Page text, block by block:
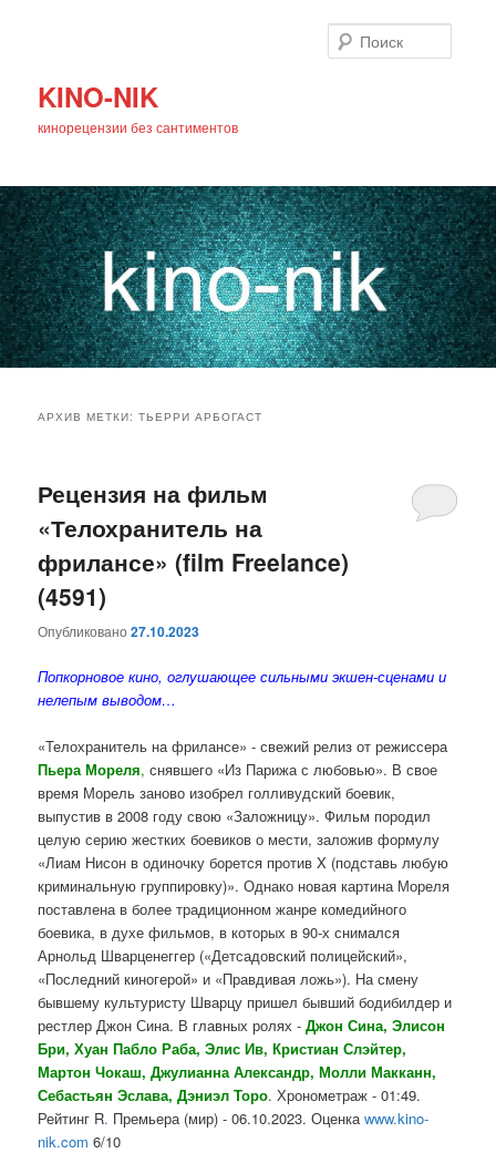
KINO-NIK
кинорецензии без сантиментов
основному
содержимому
дополнительному
содержимому
АРХИВ МЕТКИ:ТЬЕРРИ АРБОГАСТ
Рецензия на фильм
«Телохранитель на
фрилансе» (film Freelance)
(4591)
Опубликовано27.10.2023
Попкорновое кино, оглушающее сильными экшен-сценами и
нелепым выводом…
«Телохранитель на фрилансе» - свежий релиз от режиссера
Пьера Мореля, снявшего «Из Парижа с любовью». В свое
время Морель заново изобрел голливудский боевик,
выпустив в 2008 году свою «Заложницу». Фильм породил
целую серию жестких боевиков о мести, заложив формулу
«Лиам Нисон в одиночку борется против X (подставь любую
криминальную группировку)». Однако новая картина Мореля
поставлена в более традиционном жанре комедийного
боевика, в духе фильмов, в которых в 90-х снимался
Арнольд Шварценеггер («Детсадовский полицейский»,
«Последний киногерой» и «Правдивая ложь»). На смену
бывшему культуристу Шварцу пришел бывший бодибилдер и
рестлерДжон Сина. В главных ролях -Джон Сина,Элисон
Бри,Хуан Пабло Раба,Элис Ив,Кристиан Слэйтер,
Мартон Чокаш,Джулианна Александр,Молли Макканн,
Себастьян Эслава,Дэниэл Торо.Хронометраж - 01:49.
Рейтинг R. Премьера (мир) - 06.10.2023. Оценкаwww.kino-
nik.com 6/10